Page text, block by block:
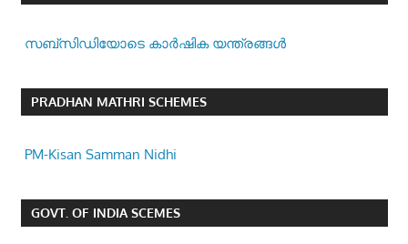
സബ്സിഡിയോടെ കാർഷിക യന്ത്രങ്ങൾ
PRADHAN MATHRI SCHEMES
PM-Kisan Samman Nidhi
GOVT. OF INDIA SCEMES